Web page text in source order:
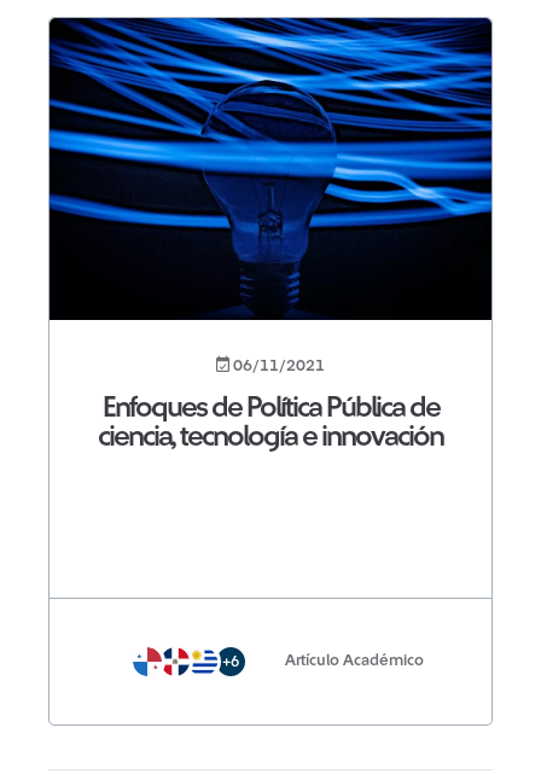
06/11/2021
Enfoques de Política Pública de
ciencia, tecnología e innovación
+6 Artículo Académico